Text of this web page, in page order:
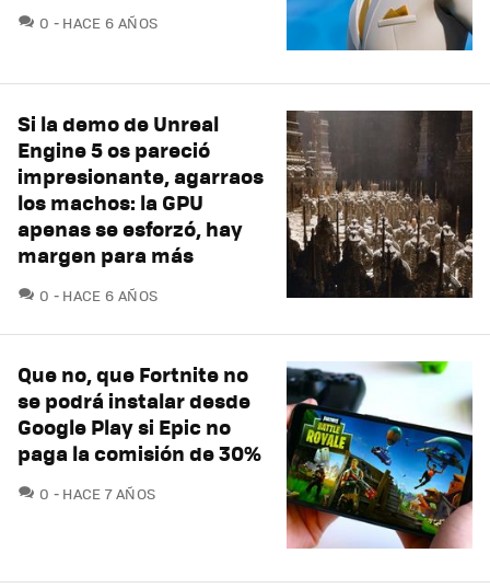
0 COMENTARIOS
HACE 6 AÑOS
Si la demo de Unreal
Engine 5 os pareció
impresionante, agarraos
los machos: la GPU
apenas se esforzó, hay
margen para más
0 COMENTARIOS
HACE 6 AÑOS
Que no, que Fortnite no
se podrá instalar desde
Google Play si Epic no
paga la comisión de 30%
0 COMENTARIOS
HACE 7 AÑOS